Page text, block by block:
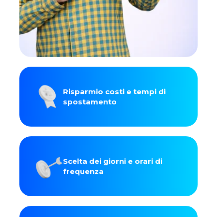
Risparmio costi e tempi di
spostamento
Scelta dei giorni e orari di
frequenza